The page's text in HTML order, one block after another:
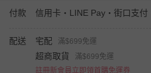
付款
配送 宅配 滿$699免運
超商取貨
滿$699免運
註冊新會員立即領首購免運券